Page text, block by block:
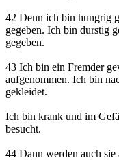
42 Denn ich bin hungrig
gegeben. Ich bin durstig
gegeben.
43 Ich bin ein Fremder
aufgenommen. Ich bin
gekleidet.
Ich bin krank und im
besucht.
44 Dann werden auch